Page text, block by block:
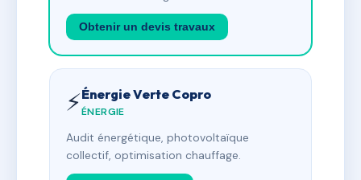
Obtenir un devis travaux
⚡Énergie Verte Copro
ÉNERGIE
Audit énergétique, photovoltaïque
collectif, optimisation chauffage.